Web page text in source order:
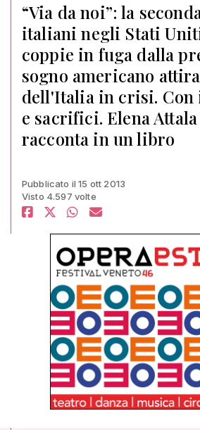
“Via da noi”: la
italiani negli Stati
coppie in fuga dalla
sogno americano
dell'Italia in crisi.
e sacrifici. Elena
racconta in un libro
Pubblicato il 15 ott 2013
Visto 4.597 volte